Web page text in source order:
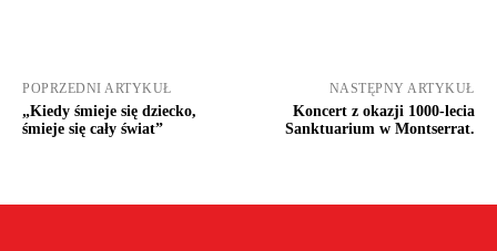
POPRZEDNI ARTYKUŁ
„Kiedy śmieje się dziecko,
śmieje się cały świat”
NASTĘPNY ARTYKUŁ
Koncert z okazji 1000-lecia
Sanktuarium w Montserrat.